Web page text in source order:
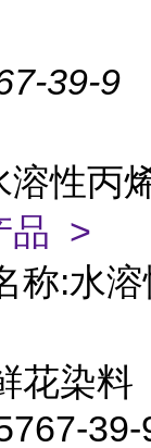
39-9
溶性丙
品 >
称:水
花染料
39-